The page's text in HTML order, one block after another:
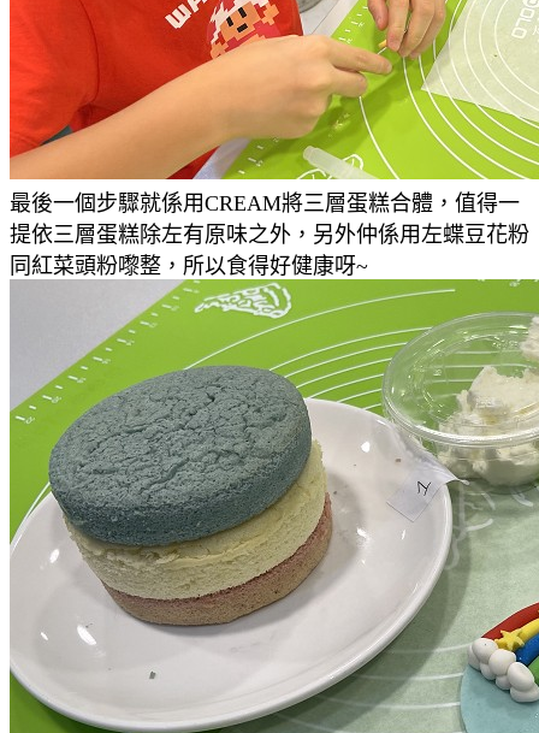
最後一個步驟就係用CREAM將三層蛋糕合體，值得一
提依三層蛋糕除左有原味之外，另外仲係用左蝶豆花粉
同紅菜頭粉嚟整，所以食得好健康呀~